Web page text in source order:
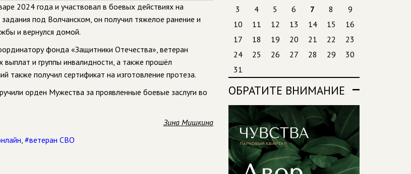
2024 года и участвовал в боевых действиях на
под Волчанском, он получил тяжелое ранение и
и вернулся домой.
фонда «Защитники Отечества», ветеран
и группы инвалидности, а также прошёл
также получил сертификат на изготовление протеза.
орден Мужества за проявленные боевые заслуги во
Зина Мишкина
, #ветеран СВО
3
4 5 6 7 8
9
10
11 12 13 14 15
16
17
18 19 20 21 22
23
24
25 26 27 28 29
30
31
ОБРАТИТЕ ВНИМАНИЕ